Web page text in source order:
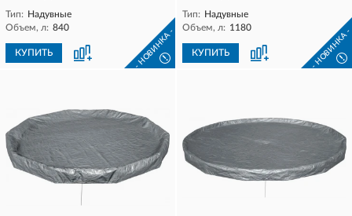
Тип: Надувные
Объем, л: 840
КУПИТЬ - НОВИНКА -
!
Тип: Надувные
Объем, л: 1180
КУПИТЬ - НОВИНКА -
!